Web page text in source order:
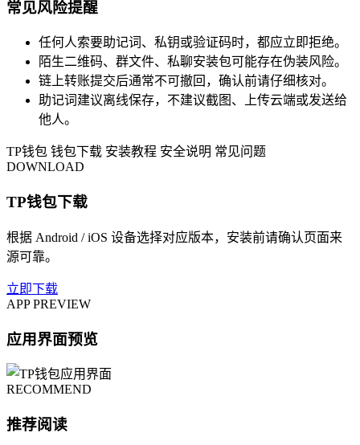
常见风险提醒
任何人索要助记词、私钥或验证码时，都应立即拒绝。
陌生二维码、群文件、私聊安装包可能存在伪装风险。
链上转账提交后通常不可撤回，确认前请仔细核对。
助记词建议离线保存，不建议截图、上传云端或发送给
他人。
TP钱包 钱包下载 安装教程 安全说明 常见问题
DOWNLOAD
TP钱包下载
根据 Android / iOS 设备选择对应版本，安装前请确认页面来
源可靠。
立即下载
APP PREVIEW
应用界面预览
RECOMMEND
推荐阅读